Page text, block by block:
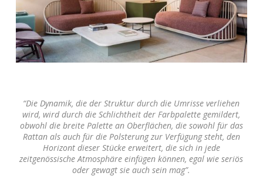
“Die Dynamik, die der Struktur durch die Umrisse verliehen
wird, wird durch die Schlichtheit der Farbpalette gemildert,
obwohl die breite Palette an Oberflächen, die sowohl für das
Rattan als auch für die Polsterung zur Verfügung steht, den
Horizont dieser Stücke erweitert, die sich in jede
zeitgenössische Atmosphäre einfügen können, egal wie seriös
oder gewagt sie auch sein mag”.